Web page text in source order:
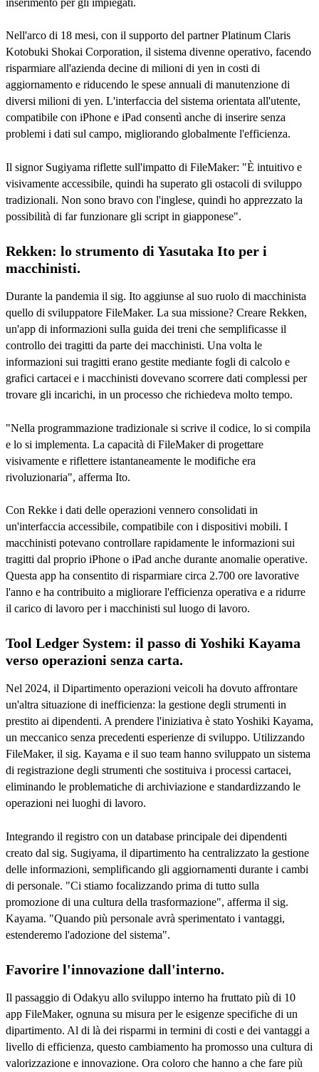
inserimento per gli impiegati.
Nell'arco di 18 mesi, con il supporto del partner Platinum Claris
Kotobuki Shokai Corporation, il sistema divenne operativo, facendo
risparmiare all'azienda decine di milioni di yen in costi di
aggiornamento e riducendo le spese annuali di manutenzione di
diversi milioni di yen. L'interfaccia del sistema orientata all'utente,
compatibile con iPhone e iPad consentì anche di inserire senza
problemi i dati sul campo, migliorando globalmente l'efficienza.
Il signor Sugiyama riflette sull'impatto di FileMaker: "È intuitivo e
visivamente accessibile, quindi ha superato gli ostacoli di sviluppo
tradizionali. Non sono bravo con l'inglese, quindi ho apprezzato la
possibilità di far funzionare gli script in giapponese".
Rekken: lo strumento di Yasutaka Ito per i
macchinisti.
Durante la pandemia il sig. Ito aggiunse al suo ruolo di macchinista
quello di sviluppatore FileMaker. La sua missione? Creare Rekken,
un'app di informazioni sulla guida dei treni che semplificasse il
controllo dei tragitti da parte dei macchinisti. Una volta le
informazioni sui tragitti erano gestite mediante fogli di calcolo e
grafici cartacei e i macchinisti dovevano scorrere dati complessi per
trovare gli incarichi, in un processo che richiedeva molto tempo.
"Nella programmazione tradizionale si scrive il codice, lo si compila
e lo si implementa. La capacità di FileMaker di progettare
visivamente e riflettere istantaneamente le modifiche era
rivoluzionaria", afferma Ito.
Con Rekke i dati delle operazioni vennero consolidati in
un'interfaccia accessibile, compatibile con i dispositivi mobili. I
macchinisti potevano controllare rapidamente le informazioni sui
tragitti dal proprio iPhone o iPad anche durante anomalie operative.
Questa app ha consentito di risparmiare circa 2.700 ore lavorative
l'anno e ha contribuito a migliorare l'efficienza operativa e a ridurre
il carico di lavoro per i macchinisti sul luogo di lavoro.
Tool Ledger System: il passo di Yoshiki Kayama
verso operazioni senza carta.
Nel 2024, il Dipartimento operazioni veicoli ha dovuto affrontare
un'altra situazione di inefficienza: la gestione degli strumenti in
prestito ai dipendenti. A prendere l'iniziativa è stato Yoshiki Kayama,
un meccanico senza precedenti esperienze di sviluppo. Utilizzando
FileMaker, il sig. Kayama e il suo team hanno sviluppato un sistema
di registrazione degli strumenti che sostituiva i processi cartacei,
eliminando le problematiche di archiviazione e standardizzando le
operazioni nei luoghi di lavoro.
Integrando il registro con un database principale dei dipendenti
creato dal sig. Sugiyama, il dipartimento ha centralizzato la gestione
delle informazioni, semplificando gli aggiornamenti durante i cambi
di personale. "Ci stiamo focalizzando prima di tutto sulla
promozione di una cultura della trasformazione", afferma il sig.
Kayama. "Quando più personale avrà sperimentato i vantaggi,
estenderemo l'adozione del sistema".
Favorire l'innovazione dall'interno.
Il passaggio di Odakyu allo sviluppo interno ha fruttato più di 10
app FileMaker, ognuna su misura per le esigenze specifiche di un
dipartimento. Al di là dei risparmi in termini di costi e dei vantaggi a
livello di efficienza, questo cambiamento ha promosso una cultura di
valorizzazione e innovazione. Ora coloro che hanno a che fare più